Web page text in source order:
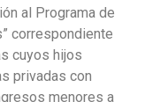
al Programa de
correspondiente
cuyos hijos
privadas con
menores a